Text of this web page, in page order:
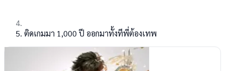
ติดเกมมา 1,000 ปี ออกมาทั้งทีพี่ต้องเทพ